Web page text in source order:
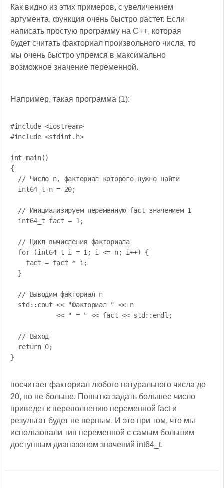
Как видно из этих примеров, с увеличением
аргумента, функция очень быстро растет. Если
написать простую программу на C++, которая
будет считать факториал произвольного числа, то
мы очень быстро упремся в максимально
возможное значение переменной.
Например, такая программа (1):
#include <iostream>
#include <stdint.h>
int main()
{
  // Число n, факториал которого нужно найти
  int64_t n = 20;
  // Инициализируем переменную fact значением 1
  int64_t fact = 1;
  // Цикл вычисления факториала
  for (int64_t i = 1; i <= n; i++) {
    fact = fact * i;
  }
  // Выводим факториал n
  std::cout << "Факториал " << n
            << " = " << fact << std::endl;
  // Выход
  return 0;
}
посчитает факториал любого натурального числа до
20, но не больше. Попытка задать большее число
приведет к переполнению переменной fact и
результат будет не верным. И это при том, что мы
использовали тип переменной с самым большим
доступным диапазоном значений int64_t.